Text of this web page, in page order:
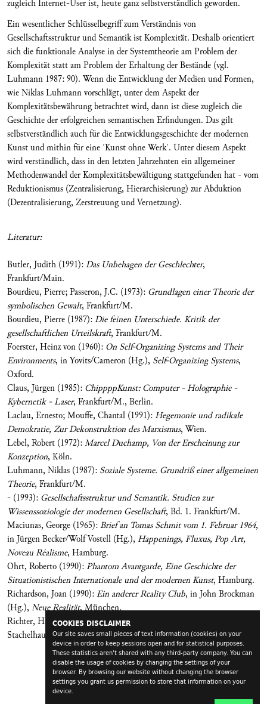
COOKIES DISCLAIMER
Our site saves small pieces of text information (cookies) on your
device in order to keep sessions open and for statistical purposes.
These statistics aren't shared with any third-party company. You can
disable the usage of cookies by changing the settings of your
browser. By browsing our website without changing the browser
settings you grant us permission to store that information on your
device.
zugleich Internet-User ist, heute ganz selbstverständlich geworden.
Ein wesentlicher Schlüsselbegriff zum Verständnis von
Gesellschaftsstruktur und Semantik ist Komplexität. Deshalb orientiert
sich die funktionale Analyse in der Systemtheorie am Problem der
Komplexität statt am Problem der Erhaltung der Bestände (vgl.
Luhmann 1987: 90). Wenn die Entwicklung der Medien und Formen,
wie Niklas Luhmann vorschlägt, unter dem Aspekt der
Komplexitätsbewährung betrachtet wird, dann ist diese zugleich die
Geschichte der erfolgreichen semantischen Erfindungen. Das gilt
selbstverständlich auch für die Entwicklungsgeschichte der modernen
Kunst und mithin für eine ´Kunst ohne Werk´. Unter diesem Aspekt
wird verständlich, dass in den letzten Jahrzehnten ein allgemeiner
Methodenwandel der Komplexitätsbewältigung stattgefunden hat - vom
Reduktionismus (Zentralisierung, Hierarchisierung) zur Abduktion
(Dezentralisierung, Zerstreuung und Vernetzung).
Literatur:
Butler, Judith (1991):Das Unbehagen der Geschlechter,
Frankfurt/Main.
Bourdieu, Pierre; Passeron, J.C. (1973): Grundlagen einer Theorie der
symbolischen Gewalt, Frankfurt/M.
Bourdieu, Pierre (1987):Die feinen Unterschiede. Kritik der
gesellschaftlichen Urteilskraft, Frankfurt/M.
Foerster, Heinz von (1960): On Self-Organizing Systems and Their
Environments, in Yovits/Cameron (Hg.), Self-Organizing Systems,
Oxford.
Claus, Jürgen (1985): ChippppKunst: Computer - Holographie -
Kybernetik - Laser, Frankfurt/M., Berlin.
Laclau, Ernesto; Mouffe, Chantal (1991):Hegemonie und radikale
Demokratie, Zur Dekonstruktion des Marxismus, Wien.
Lebel, Robert (1972):Marcel Duchamp, Von der Erscheinung zur
Konzeption, Köln.
Luhmann, Niklas (1987): Soziale Systeme. Grundriß einer allgemeinen
Theorie, Frankfurt/M.
- (1993): Gesellschaftsstruktur und Semantik. Studien zur
Wissenssoziologie der modernen Gesellschaft, Bd. 1. Frankfurt/M.
Maciunas, George (1965):Brief an Tomas Schmit vom 1. Februar 1964,
in Jürgen Becker/Wolf Vostell (Hg.), Happenings, Fluxus, Pop Art,
Noveau Réalisme, Hamburg.
Ohrt, Roberto (1990):Phantom Avantgarde, Eine Geschichte der
Situationistischen Internationale und der modernen Kunst, Hamburg.
Richardson, Joan (1990):Ein anderer Reality Club, in John Brockman
(Hg.), Neue Realität, München.
Richter, Hans (1978): Dada, Kunst und Antikunst
Stachelhaus, Heiner (1989):Joseph Beuys, Leipzig.